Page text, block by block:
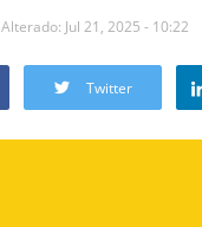
Alterado: Jul 21, 2025 - 10:22
Twitter